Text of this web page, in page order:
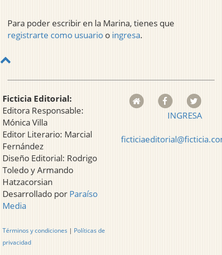
Para poder escribir en la Marina, tienes que
registrarte como usuario o ingresa.
Ficticia Editorial:
Editora Responsable:
Mónica Villa
Editor Literario: Marcial
Fernández
Diseño Editorial: Rodrigo
Toledo y Armando
Hatzacorsian
Desarrollado por Paraíso
Media
Términos y condiciones | Políticas de
privacidad
INGRESA